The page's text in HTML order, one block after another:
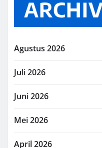
Agustus 2026
Juli 2026
Juni 2026
Mei 2026
April 2026